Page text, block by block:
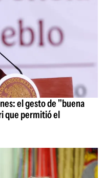
el gesto de "buena
que permitió el